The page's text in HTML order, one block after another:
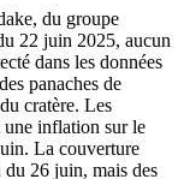
du groupe
22 juin 2025, aucun
dans les données
panaches de
cratère. Les
une inflation sur le
La couverture
du 26 juin, mais des